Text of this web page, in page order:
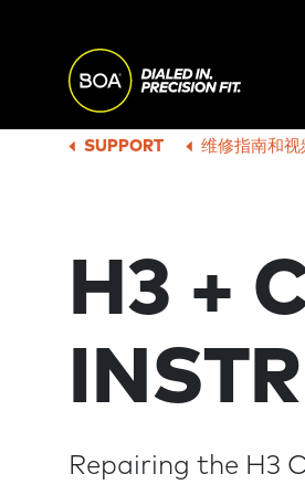
Begin main content
E
A
SUPPORT 维修指南和视
H3 +
Repairing the H3